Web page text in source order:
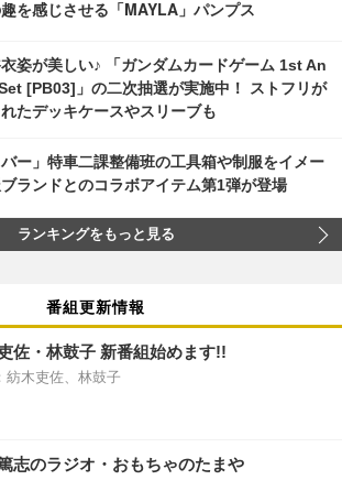
を感じさせる「MAYLA」パンプス
姿が美しい♪ 「ガンダムカードゲーム 1st An
[PB03]」の二次抽選が実施中！ ストフリが
たデッキケースやスリーブも
バー」特車二課整備班の工具箱や制服をイメー
ランドとのコラボアイテム第1弾が登場
ランキングをもっと見る
番組更新情報
佐・林鼓子 新番組始めます!!
紡木吏佐、林鼓子
志のラジオ・おもちゃのたまや